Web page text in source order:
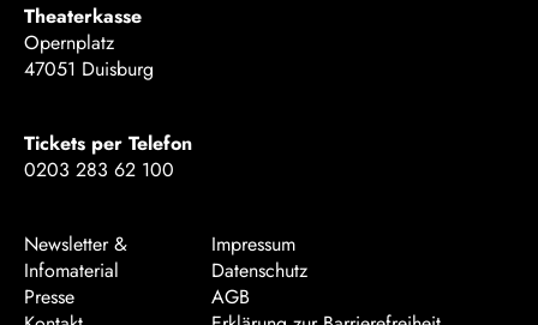
Theaterkasse
Opernplatz
47051 Duisburg
Tickets per Telefon
0203 283 62 100
Newsletter &
Infomaterial
Presse
Impressum
Datenschutz
AGB